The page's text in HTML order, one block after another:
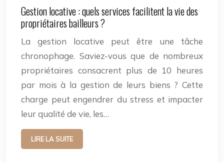
Gestion locative : quels services facilitent la vie des
propriétaires bailleurs ?
La gestion locative peut être une tâche
chronophage. Saviez-vous que de nombreux
propriétaires consacrent plus de 10 heures
par mois à la gestion de leurs biens ? Cette
charge peut engendrer du stress et impacter
leur qualité de vie, les…
LIRE LA SUITE